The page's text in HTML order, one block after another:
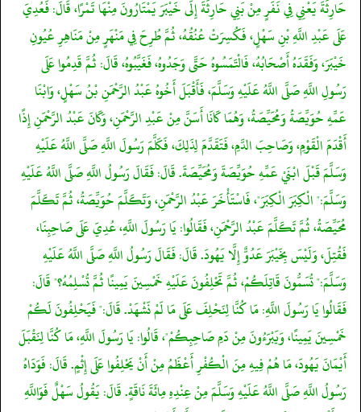
حَارِثَةَ يَعْنِي فِي نَفَرٍ مِنْ بَنِي حَارِثَةَ إِلَى خَيْبَرَ يَمْتَارُونَ مِنْهَا تَمْرًا، قَالَ: فَعُدِيَ
عَلَى عَبْدِ اللَّهِ بْنِ سَهْلٍ، فَكُسِرَتْ عُنُقُهُ، ثُمَّ طُرِحَ فِي مَنْهَرٍ مِنْ مَنَاهِرِ عُيُونِ
خَيْبَرَ، وَفَقَدَهُ أَصْحَابُهُ، فَالْتَمَسُوهُ حَتَّى وَجَدُوهُ، فَغَيَّبُوهُ، قَالَ: ثُمَّ قَدِمُوا عَلَى
رَسُولِ اللَّهِ صَلَّى اللَّهُ عَلَيْهِ وَسَلَّمَ، فَأَقْبَلَ أَخُوهُ عَبْدُ الرَّحْمَنِ بْنُ سَهْلٍ، وَابْنَا
عَمِّهِ حُوَيِّصَةُ وَمُحَيِّصَةُ، وَهُمَا كَانَا أَسَنَّ مِنْ عَبْدِ الرَّحْمَنِ، وَكَانَ عَبْدُ الرَّحْمَنِ إِذًا
أَقْدَمَ الْقَوْمِ، وَصَاحِبَ الدَّمِ، فَتَقَدَّمَ لِذَلِكَ، فَكَلَّمَ رَسُولَ اللَّهِ صَلَّى اللَّهُ عَلَيْهِ
وَسَلَّمَ قَبْلَ ابْنَيْ عَمِّهِ حُوَيِّصَةَ وَمُحَيِّصَةَ. قَالَ: فَقَالَ رَسُولُ اللَّهِ صَلَّى اللَّهُ عَلَيْهِ
وَسَلَّمَ:" الْكِبَرَ الْكِبَرَ"، فَاسْتَأْخَرَ عَبْدُ الرَّحْمَنِ، وَتَكَلَّمَ حُوَيِّصَةُ، ثُمَّ تَكَلَّمَ
مُحَيِّصَةُ، ثُمَّ تَكَلَّمَ عَبْدُ الرَّحْمَنِ، فَقَالُوا: يَا رَسُولَ اللَّهِ، عُدِيَ عَلَى صَاحِبِنَا،
فَقُتِلَ، وَلَيْسَ بِخَيْبَرَ عَدُوٌّ إِلَّا يَهُودَ. قَالَ: فَقَالَ رَسُولُ اللَّهِ صَلَّى اللَّهُ عَلَيْهِ
وَسَلَّمَ:" تُسَمُّونَ قَاتِلَكُمْ، ثُمَّ تَحْلِفُونَ عَلَيْهِ خَمْسِينَ يَمِينًا ثُمَّ تُسْلِمُهُ؟" قَالَ:
فَقَالُوا يَا رَسُولَ اللَّهِ: مَا كُنَّا لِنَحْلِفَ عَلَى مَا لَمْ نَشْهَدْ. قَالَ:" فَيَحْلِفُونَ لَكُمْ
خَمْسِينَ يَمِينًا، وَيَبْرَءُونَ مِنْ دَمِ صَاحِبِكُمْ"، قَالُوا: يَا رَسُولَ اللَّهِ، مَا كُنَّا لِنَقْبَلَ
أَيْمَانَ يَهُودَ، مَا هُمْ فِيهِ مِنَ الْكُفْرِ أَعْظَمُ مِنْ أَنْ يَحْلِفُوا عَلَى إِثْمٍ. قَالَ: فَوَدَاهُ
رَسُولُ اللَّهِ صَلَّى اللَّهُ عَلَيْهِ وَسَلَّمَ مِنْ عِنْدِهِ مِائَةَ نَاقَةٍ. قَالَ: يَقُولُ سَهْلٌ فَوَاللَّهِ